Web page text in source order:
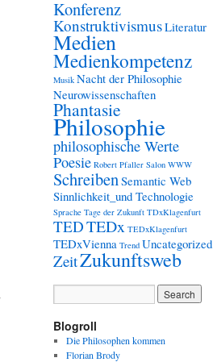
Konferenz
KonstruktivismusLiteratur
Medien
Medienkompetenz
Musik Nacht der Philosophie
Neurowissenschaften
Phantasie
Philosophie
philosophische Werte
Poesie Robert Pfaller Salon WWW
SchreibenSemantic Web
Sinnlichkeit_und Technologie
Sprache Tage der Zukunft TDxKlagenfurt
TEDTEDx TEDxKlagenfurt
TEDxVienna Trend Uncategorized
ZeitZukunftsweb
Blogroll
Die Philosophen kommen
Florian Brody